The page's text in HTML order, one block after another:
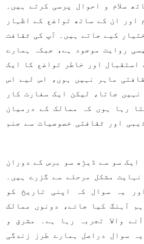
سلام و احوال پرسی کرتے ہیں۔
اور ان کے ساتھ تواضع کے اظہار
کیے جاتے ہیں۔ آپ کی ثقافت
روایت موجود ہے، جبکہ ہمارے
استقبال اور خاطر تواضع کا ایک
ماہر نہیں ہوں، اس لیے اس
جاتا، لیکن ایک سفارت کار
رہا ہوں کہ ممالک کے درمیان
اور ثقافتی خصوصیات سے جنم
ایک سو سے ڈیڑھ سو برس کے دوران
مشکل مرحلے سے گزرے ہیں۔
یہ سوال کہ اپنی تاریخ کو
آہنگ کیا جائے، دونوں ممالک
والا تجربہ رہا ہے۔ مشرق و
سوال دراصل ہمارے طرز زندگی